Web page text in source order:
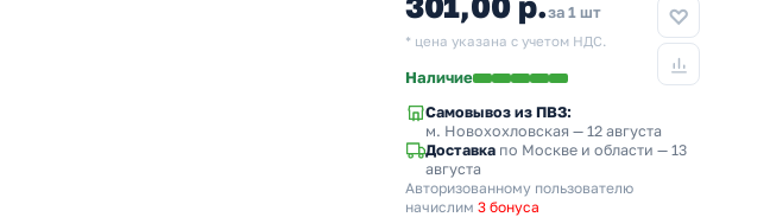
за 1 шт
* цена указана с учетом НДС.
Наличие
Самовывоз из ПВЗ:
м. Новохохловская — 12 августа
Доставка по Москве и области — 13
августа
Авторизованному пользователю
начислим 3 бонуса